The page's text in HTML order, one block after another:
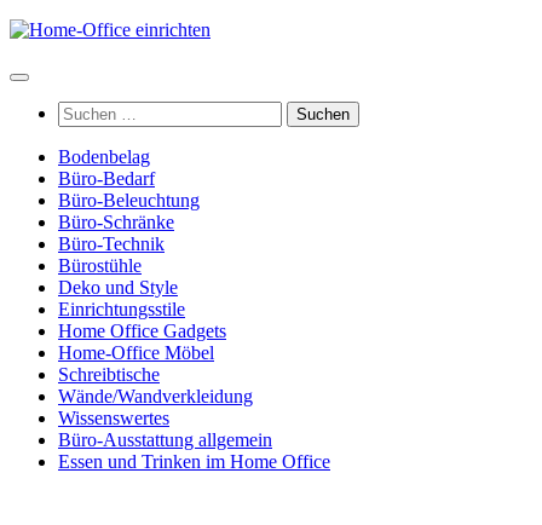
Zum
springen
Suchen
nach:
Bodenbelag
Büro-Bedarf
Büro-Beleuchtung
Büro-Schränke
Büro-Technik
Bürostühle
Deko und Style
Einrichtungsstile
Home Office Gadgets
Home-Office Möbel
Schreibtische
Wände/Wandverkleidung
Wissenswertes
Büro-Ausstattung allgemein
Essen und Trinken im Home Office